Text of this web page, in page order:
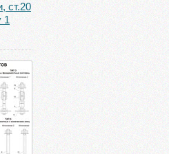
ст.20
1